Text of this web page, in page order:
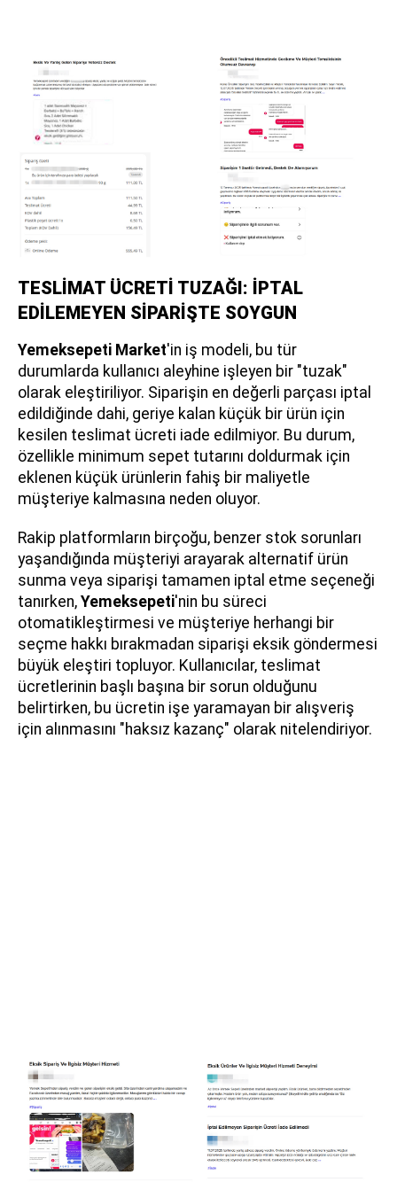
TESLİMAT ÜCRETİ TUZAĞI: İPTAL
EDİLEMEYEN SİPARİŞTE SOYGUN
Yemeksepeti Market'in iş modeli, bu tür
durumlarda kullanıcı aleyhine işleyen bir "tuzak"
olarak eleştiriliyor. Siparişin en değerli parçası iptal
edildiğinde dahi, geriye kalan küçük bir ürün için
kesilen teslimat ücreti iade edilmiyor. Bu durum,
özellikle minimum sepet tutarını doldurmak için
eklenen küçük ürünlerin fahiş bir maliyetle
müşteriye kalmasına neden oluyor.
Rakip platformların birçoğu, benzer stok sorunları
yaşandığında müşteriyi arayarak alternatif ürün
sunma veya siparişi tamamen iptal etme seçeneği
tanırken, Yemeksepeti'nin bu süreci
otomatikleştirmesi ve müşteriye herhangi bir
seçme hakkı bırakmadan siparişi eksik göndermesi
büyük eleştiri topluyor. Kullanıcılar, teslimat
ücretlerinin başlı başına bir sorun olduğunu
belirtirken, bu ücretin işe yaramayan bir alışveriş
için alınmasını "haksız kazanç" olarak nitelendiriyor.